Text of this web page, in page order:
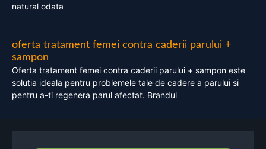
natural odata
oferta tratament femei contra caderii parului +
sampon
Oferta tratament femei contra caderii parului + sampon este
solutia ideala pentru problemele tale de cadere a parului si
pentru a-ti regenera parul afectat. Brandul